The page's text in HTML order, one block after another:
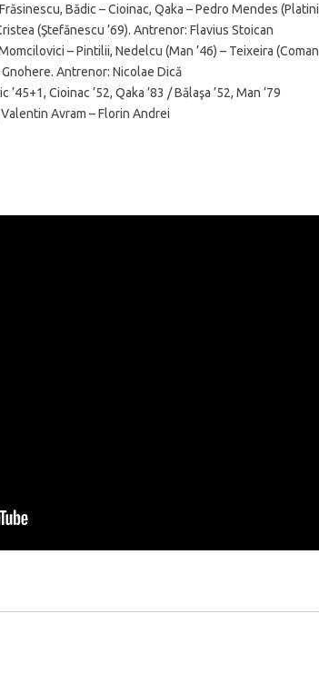
Bădic – Cioinac, Qaka – Pedro Mendes (Platini
(Ştefănescu ’69). Antrenor: Flavius Stoican
– Pintilii, Nedelcu (Man ’46) – Teixeira (Coman
Gnohere. Antrenor: Nicolae Dică
Cioinac ’52, Qaka ’83 / Bălaşa ’52, Man ’79
Avram – Florin Andrei